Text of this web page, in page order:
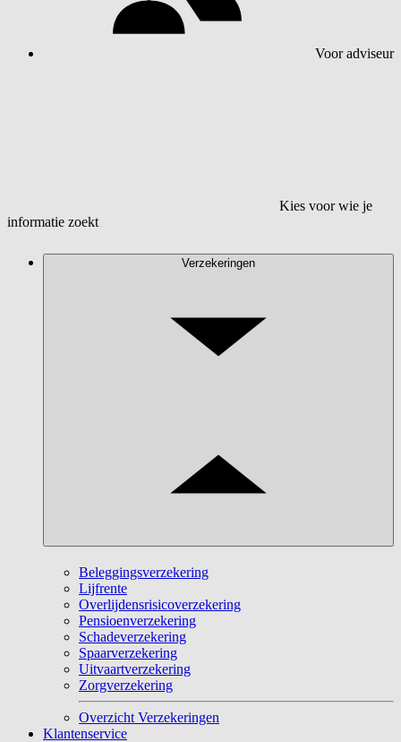
Voor adviseur
Kies voor wie je
informatie zoekt
Verzekeringen
Beleggingsverzekering
Lijfrente
Overlijdensrisicoverzekering
Pensioenverzekering
Schadeverzekering
Spaarverzekering
Uitvaartverzekering
Zorgverzekering
Overzicht Verzekeringen
Klantenservice